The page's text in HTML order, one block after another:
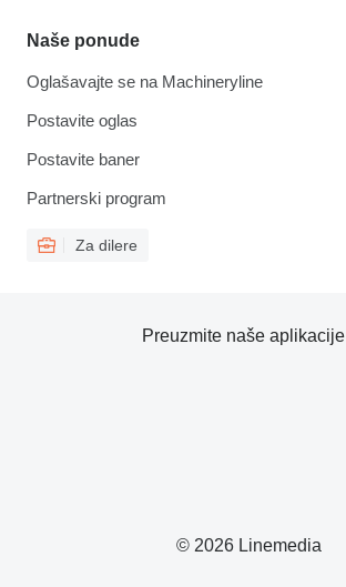
Naše ponude
Oglašavajte se na Machineryline
Postavite oglas
Postavite baner
Partnerski program
Za dilere
© 2026 Linemedia
Preuzmite naše aplikacije